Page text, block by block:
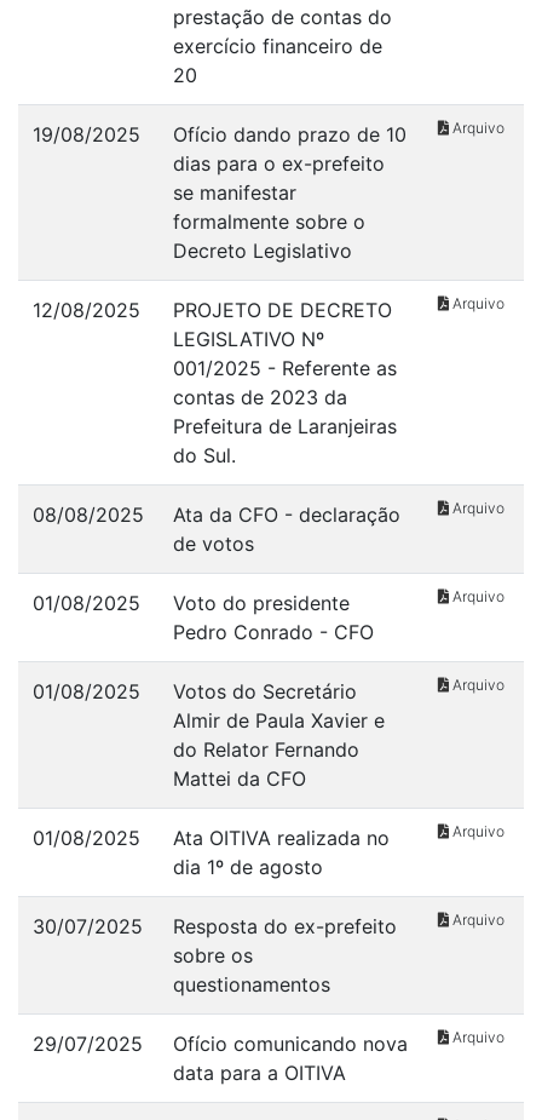
prestação de contas do
exercício financeiro de
20
19/08/2025
Ofício dando prazo de 10
dias para o ex-prefeito
se manifestar
formalmente sobre o
Decreto Legislativo
Arquivo
12/08/2025
PROJETO DE DECRETO
LEGISLATIVO Nº
001/2025 - Referente as
contas de 2023 da
Prefeitura de Laranjeiras
do Sul.
Arquivo
08/08/2025
Ata da CFO - declaração
de votos
Arquivo
01/08/2025
Voto do presidente
Pedro Conrado - CFO
Arquivo
01/08/2025
Votos do Secretário
Almir de Paula Xavier e
do Relator Fernando
Mattei da CFO
Arquivo
01/08/2025
Ata OITIVA realizada no
dia 1º de agosto
Arquivo
30/07/2025
Resposta do ex-prefeito
sobre os
questionamentos
Arquivo
29/07/2025
Ofício comunicando nova
data para a OITIVA
Arquivo